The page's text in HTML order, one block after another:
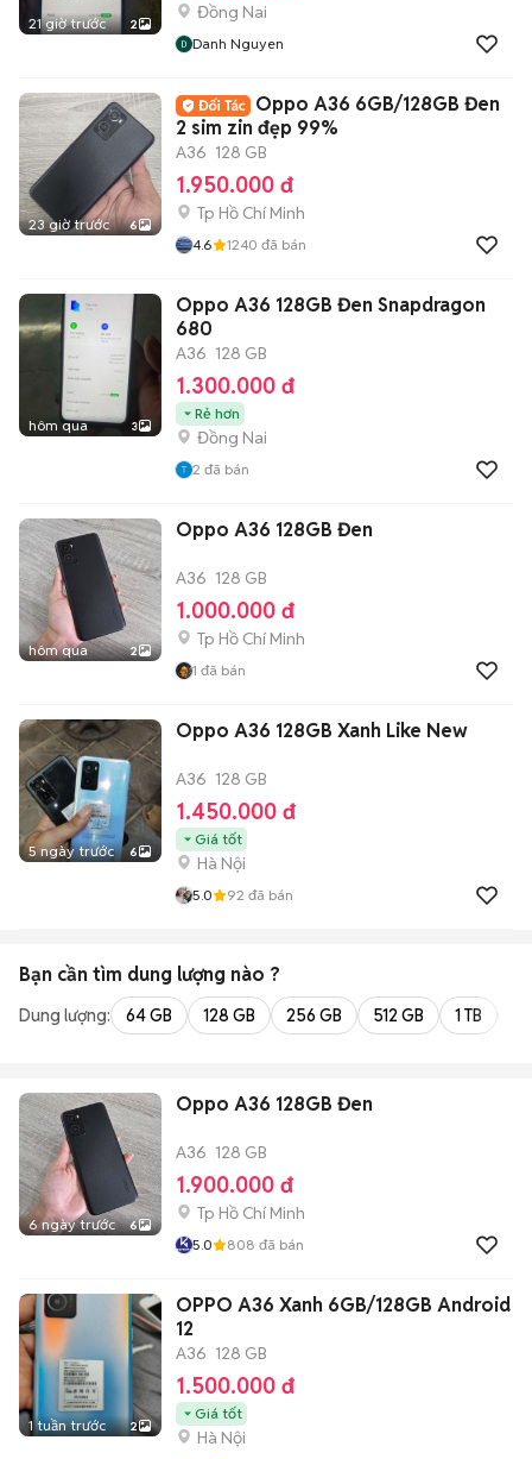
21 giờ trước 2
Đồng Nai
Danh Nguyen
23 giờ trước 6
Oppo A36 6GB/128GB Đen
2 sim zin đẹp 99%
A36 128 GB
1.950.000 đ
Tp Hồ Chí Minh
4.6 1240 đã bán
hôm qua 3
Oppo A36 128GB Đen Snapdragon
680
A36 128 GB
1.300.000 đ
Rẻ hơn
Đồng Nai
2 đã bán
hôm qua 2
Oppo A36 128GB Đen
A36 128 GB
1.000.000 đ
Tp Hồ Chí Minh
1 đã bán
5 ngày trước 6
Oppo A36 128GB Xanh Like New
A36 128 GB
1.450.000 đ
Giá tốt
Hà Nội
5.0 92 đã bán
Bạn cần tìm dung lượng nào ?
Dung lượng: 64 GB 128 GB 256 GB 512 GB 1 TB
6 ngày trước 6
Oppo A36 128GB Đen
A36 128 GB
1.900.000 đ
Tp Hồ Chí Minh
5.0 808 đã bán
1 tuần trước 2
OPPO A36 Xanh 6GB/128GB Android
12
A36 128 GB
1.500.000 đ
Giá tốt
Hà Nội